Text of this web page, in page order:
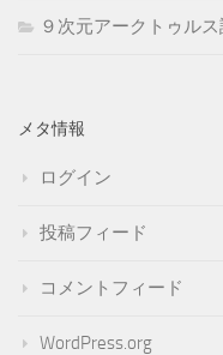
９次元アークトゥル
メタ情報
ログイン
投稿フィード
コメントフィード
WordPress.org